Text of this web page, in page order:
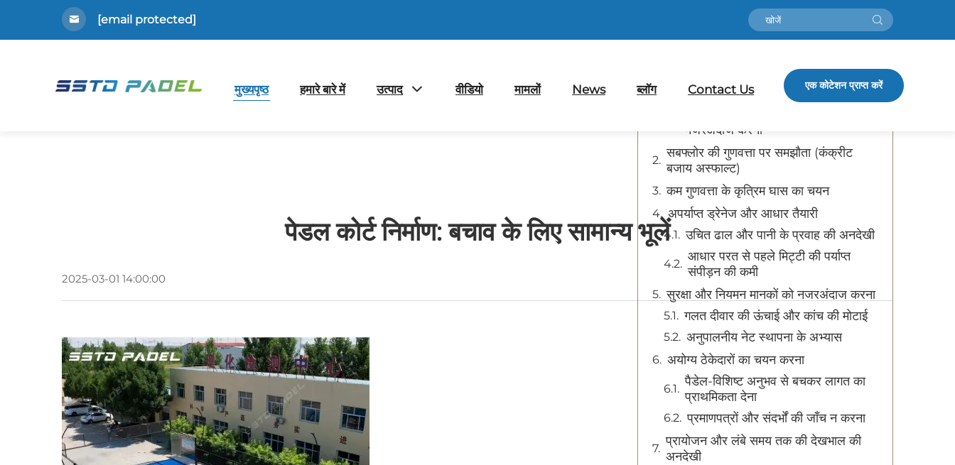
[email protected]
मुख्यपृष्ठ हमारे बारे में उत्पाद वीडियो मामलों News ब्लॉग Contact Us एक कोटेशन प्राप्त करें
पेडल कोर्ट निर्माण: बचाव के लिए सामान्य भूलें
2025-03-01 14:00:00
अपर्याप्त अदालत डिज़ाइन प्लानिंग
मानक को छोड़कर पैडल कोर्ट आयाम
नजरअंदाज करना
सबफ्लोर की गुणवत्ता पर समझौता (कंक्रीट
बजाय अस्फाल्ट)
कम गुणवत्ता के कृत्रिम घास का चयन
अपर्याप्त ड्रेनेज और आधार तैयारी
उचित ढाल और पानी के प्रवाह की अनदेखी
आधार परत से पहले मिट्टी की पर्याप्त
संपीड़न की कमी
सुरक्षा और नियमन मानकों को नजरअंदाज करना
गलत दीवार की ऊंचाई और कांच की मोटाई
अनुपालनीय नेट स्थापना के अभ्यास
अयोग्य ठेकेदारों का चयन करना
पैडेल-विशिष्ट अनुभव से बचकर लागत का
प्राथमिकता देना
प्रमाणपत्रों और संदर्भों की जाँच न करना
प्रायोजन और लंबे समय तक की देखभाल की
अनदेखी